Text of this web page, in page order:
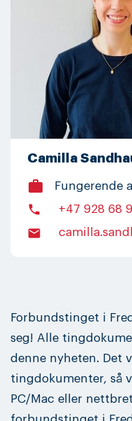
Camilla
work Fungerende
phone +47 928 68
email
Forbundstinget i
seg! Alle
denne nyheten. Det
tingdokumenter, så
PC/Mac eller